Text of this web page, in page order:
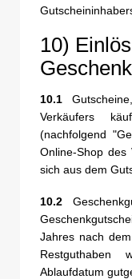
10)
10.1
Verkäufers
(nachfolgend
Online-Shop des
sich aus dem
10.2
Jahres nach
Ablaufdatum